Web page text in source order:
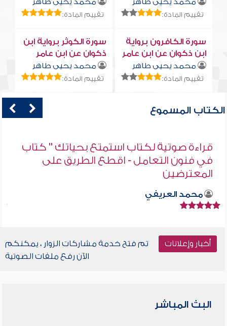
محمد يحيى طاهر
تقييم المادة:
محمد يحيى طاهر
تقييم المادة:
سورة الكافرون برواية
ابن ذكوان عن ابن عامر
محمد يحيى طاهر
تقييم المادة:
سورة الكوثر برواية ابن
ذكوان عن ابن عامر
محمد يحيى طاهر
تقييم المادة:
الكتاب المسموع
قراءة صوتية لكتاب استمتع بحياتك " كتاب
في فنون التعامل - اقطع الطريق على
المعترضين
محمد العريفي
أخبار وإعلانات
تم فتح خدمة مشاركات الزوار ، يمكنكم
الآن رفع ملفات الصوتية
البث المباشر